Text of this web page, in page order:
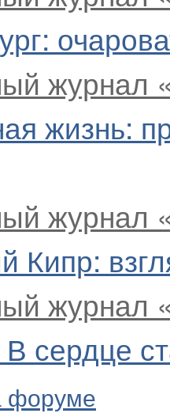
журнал
жизнь:
журнал
Кипр:
журнал
сердце
форуме